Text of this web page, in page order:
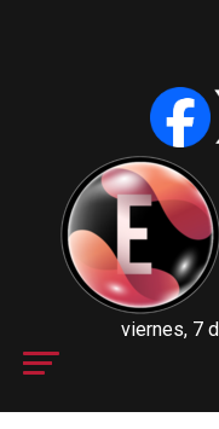
viernes, 7